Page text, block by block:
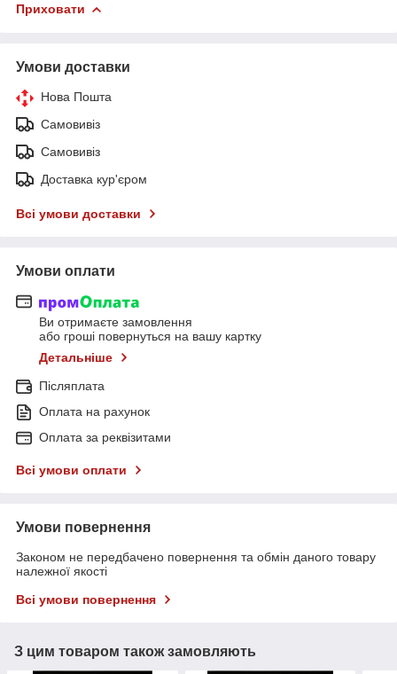
Приховати
Умови доставки
Нова Пошта
Самовивіз
Самовивіз
Доставка кур'єром
Всі умови доставки
Умови оплати
Ви отримаєте замовлення
або гроші повернуться на вашу картку
Детальніше
Післяплата
Оплата на рахунок
Оплата за реквізитами
Всі умови оплати
Умови повернення
Законом не передбачено повернення та обмін даного товару
належної якості
Всі умови повернення
З цим товаром також замовляють